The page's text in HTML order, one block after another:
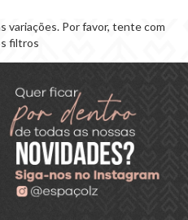
variações. Por favor, tente com
filtros